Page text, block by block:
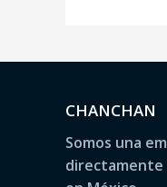
CHANCHAN
Somos una
directamente